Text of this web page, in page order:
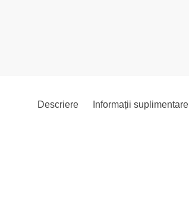
Descriere Informații suplimentare